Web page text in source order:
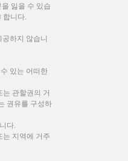
잃을 수 있습
합니다.
하지 않습니
있는 어떠한
관할권의 거
권유를 구성하
다.
는 지역에 거주